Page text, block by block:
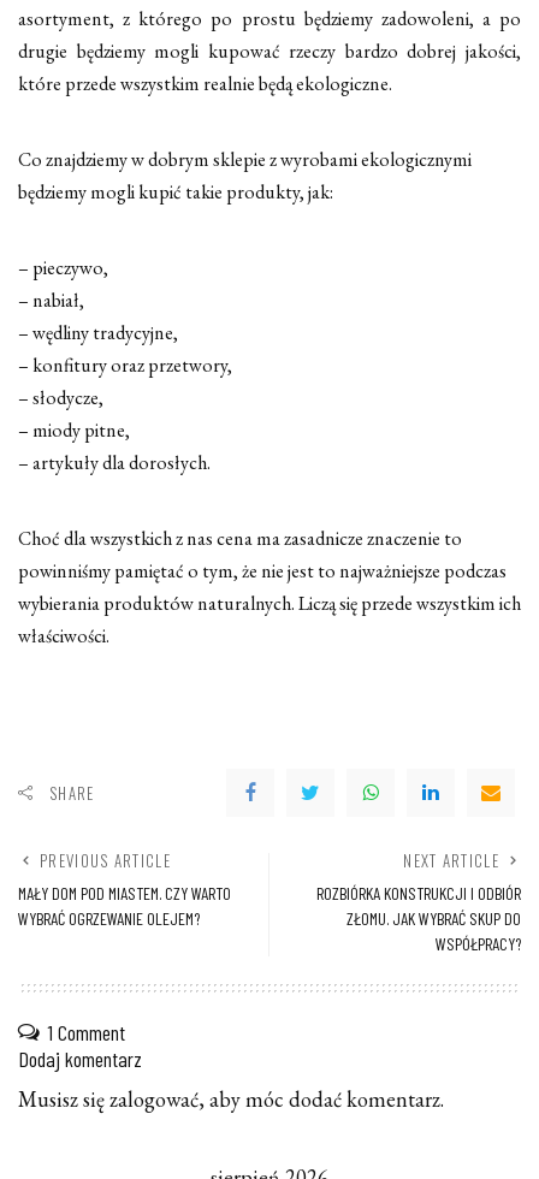
asortyment, z którego po prostu będziemy zadowoleni, a po
drugie będziemy mogli kupować rzeczy bardzo dobrej jakości,
które przede wszystkim realnie będą ekologiczne.
Co znajdziemy w dobrym sklepie z wyrobami ekologicznymi
będziemy mogli kupić takie produkty, jak:
– pieczywo,
– nabiał,
– wędliny tradycyjne,
– konfitury oraz przetwory,
– słodycze,
– miody pitne,
– artykuły dla dorosłych.
Choć dla wszystkich z nas cena ma zasadnicze znaczenie to
powinniśmy pamiętać o tym, że nie jest to najważniejsze podczas
wybierania produktów naturalnych. Liczą się przede wszystkim ich
właściwości.
SHARE
PREVIOUS ARTICLE
MAŁY DOM POD MIASTEM. CZY WARTO
WYBRAĆ OGRZEWANIE OLEJEM?
NEXT ARTICLE
ROZBIÓRKA KONSTRUKCJI I ODBIÓR
ZŁOMU. JAK WYBRAĆ SKUP DO
WSPÓŁPRACY?
1 Comment
Dodaj komentarz
Musisz sięzalogować, aby móc dodać komentarz.